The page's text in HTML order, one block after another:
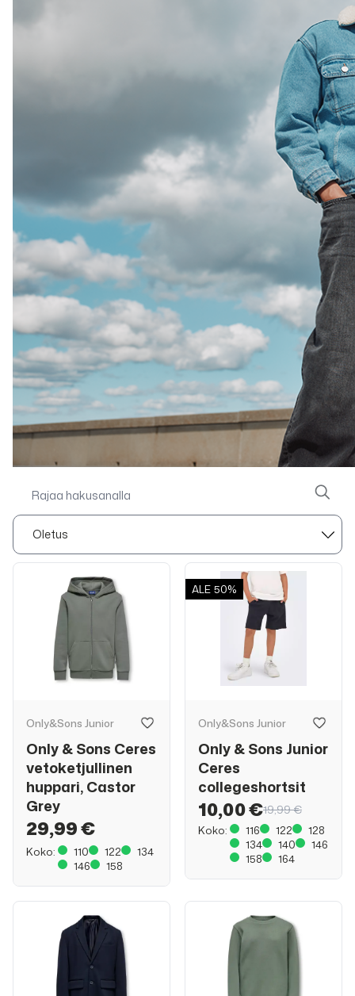
Only&Sons Junior
Only & Sons Ceres
vetoketjullinen
huppari, Castor
Grey
29,99 €
Koko: 110 122
134
146
158
ALE 50%
Only&Sons Junior
Only & Sons Junior
Ceres
collegeshortsit
10,00 €19,99 €
Koko:
116 122
128
134
140
146
158
164